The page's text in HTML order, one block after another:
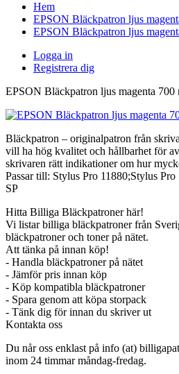
Hem
EPSON Bläckpatron ljus
EPSON Bläckpatron ljus
Logga in
Registrera dig
EPSON Bläckpatron ljus magenta 700
Bläckpatron – originalpatron från
vill ha hög kvalitet och hållbarhet för
skrivaren rätt indikationer om hur
Passar till: Stylus Pro 11880;Stylus
SP
Hitta Billiga Bläckpatroner här!
Vi listar billiga bläckpatroner från
bläckpatroner och toner på nätet.
Att tänka på innan köp!
- Handla bläckpatroner på nätet
- Jämför pris innan köp
- Köp kompatibla bläckpatroner
- Spara genom att köpa storpack
- Tänk dig för innan du skriver ut
Kontakta oss
Du når oss enklast på info (at)
inom 24 timmar måndag-fredag.